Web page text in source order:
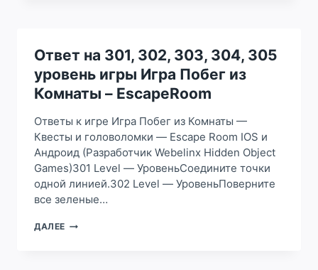
335
УРОВЕНЬ
ИГРЫ
ИГРА
ПОБЕГ
КОМНАТЫ
–
ESCAPEROOM
Ответ на 301, 302, 303, 304, 305
уровень игры Игра Побег из
Комнаты – EscapeRoom
Ответы к игре Игра Побег из Комнаты —
Квесты и головоломки — Escape Room IOS и
Андроид (Разработчик Webelinx Hidden Object
Games)301 Level — УровеньСоедините точки
одной линией.302 Level — УровеньПоверните
все зеленые…
ДАЛЕЕ ОТВЕТ